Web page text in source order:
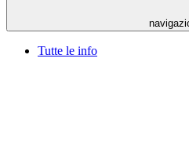
Tutte le info